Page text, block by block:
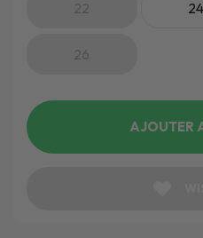
22 24
26
AJOUTER